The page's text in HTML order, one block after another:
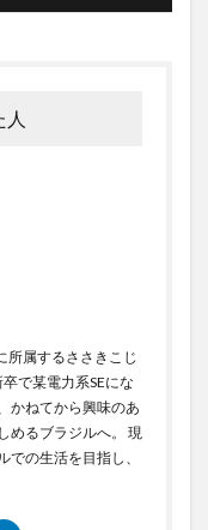
所属するささきこじ
で某電力系SEにな
かねてから興味のあ
めるブラジルへ。 現
の生活を目指し、